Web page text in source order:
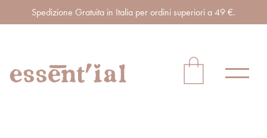
Spedizione Gratuita in Italia per ordini superiori a 49 €.